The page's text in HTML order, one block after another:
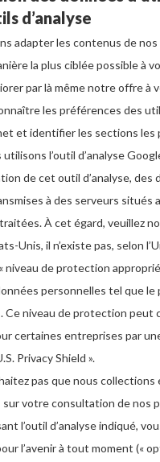
d’analyse
adapter les contenus de nos
la plus ciblée possible à
par là même notre offre à
les préférences des
et identifier les sections les
l’outil d’analyse
de cet outil d’analyse, des
à des serveurs situés
À cet égard, veuillez
Unis, il n’existe pas, selon
niveau de protection
personnelles tel que le
Ce niveau de protection peut
certaines entreprises par
Privacy Shield ».
pas que nous
votre consultation de nos
l’outil d’analyse indiqué,
l’avenir à tout moment («